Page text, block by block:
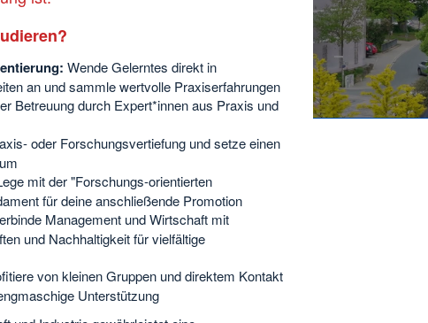
Wende Gelerntes direkt in
an und sammle wertvolle Praxiserfahrungen
Betreuung durch Expert*innen aus Praxis und
oder Forschungsvertiefung und setze einen
mit der "Forschungs-orientierten
für deine anschließende Promotion
Management und Wirtschaft mit
und Nachhaltigkeit für vielfältige
von kleinen Gruppen und direktem Kontakt
Unterstützung